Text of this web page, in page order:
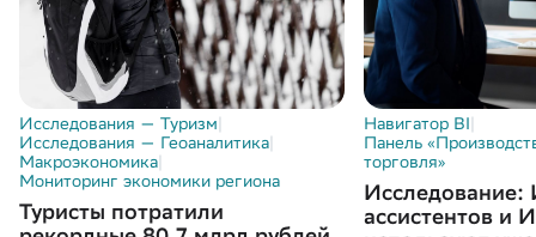
Исследования — Туризм
Исследования — Геоаналитика
Макроэкономика
Мониторинг экономики региона
Туристы потратили
Навигатор BI
Панель
торговля»
ассистентов и